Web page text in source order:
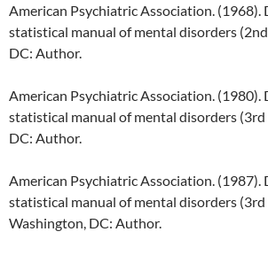
American Psychiatric Association. (1968).
statistical manual of mental disorders
DC: Author.
American Psychiatric Association. (1980).
statistical manual of mental disorders (3rd
DC: Author.
American Psychiatric Association. (1987).
statistical manual of mental disorders (3rd
Washington, DC: Author.